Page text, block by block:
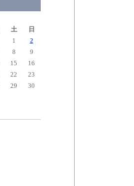
土 日
1
2
8
9
15
16
22
23
29
30